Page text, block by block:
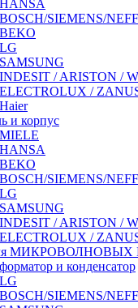
HANSA
BOSCH/SIEMENS/NEFF
BEKO
LG
SAMSUNG
INDESIT / ARISTON /
ELECTROLUX /
Haier
и корпус
MIELE
HANSA
BEKO
BOSCH/SIEMENS/NEFF
LG
SAMSUNG
INDESIT / ARISTON /
ELECTROLUX /
и конденсатор
LG
BOSCH/SIEMENS/NEFF